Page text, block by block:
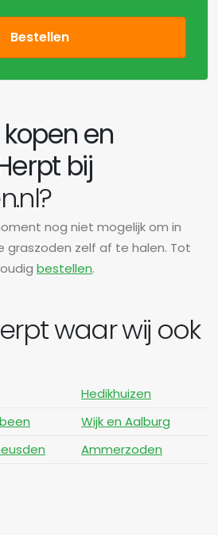
Bestellen
en
bij
nog niet mogelijk om in
graszoden zelf af te halen. Tot
bestellen.
waar wij ook
Hedikhuizen
Wijk en Aalburg
Ammerzoden